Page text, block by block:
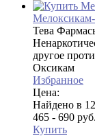
Тева
другое
Оксикам
Избранное
Цена:
Найдено в
465 - 690 руб.
Купить